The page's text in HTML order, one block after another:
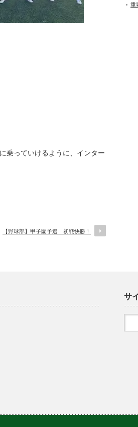
乗っていけるように、インター
【野球部】甲子園予選 初戦快勝！
重
サ